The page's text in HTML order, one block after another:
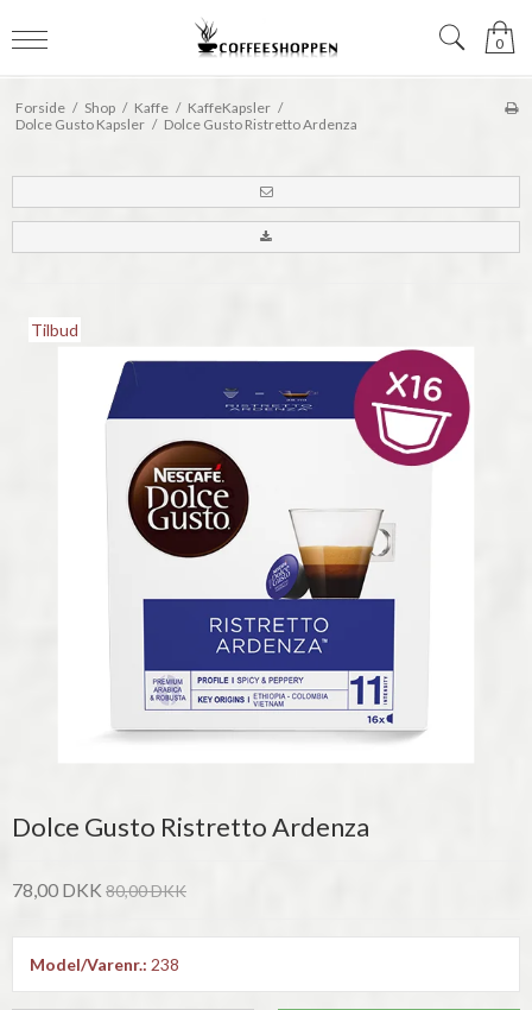
0
Forside / Shop / Kaffe / KaffeKapsler /
Dolce Gusto Kapsler / Dolce Gusto Ristretto Ardenza
Tilbud
Dolce Gusto Ristretto Ardenza
78,00 DKK 80,00 DKK
Model/Varenr.: 238